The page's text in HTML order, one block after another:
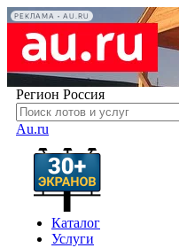
РЕКЛАМА • AU.RU
Регион Россия
Au.ru
Каталог
Услуги